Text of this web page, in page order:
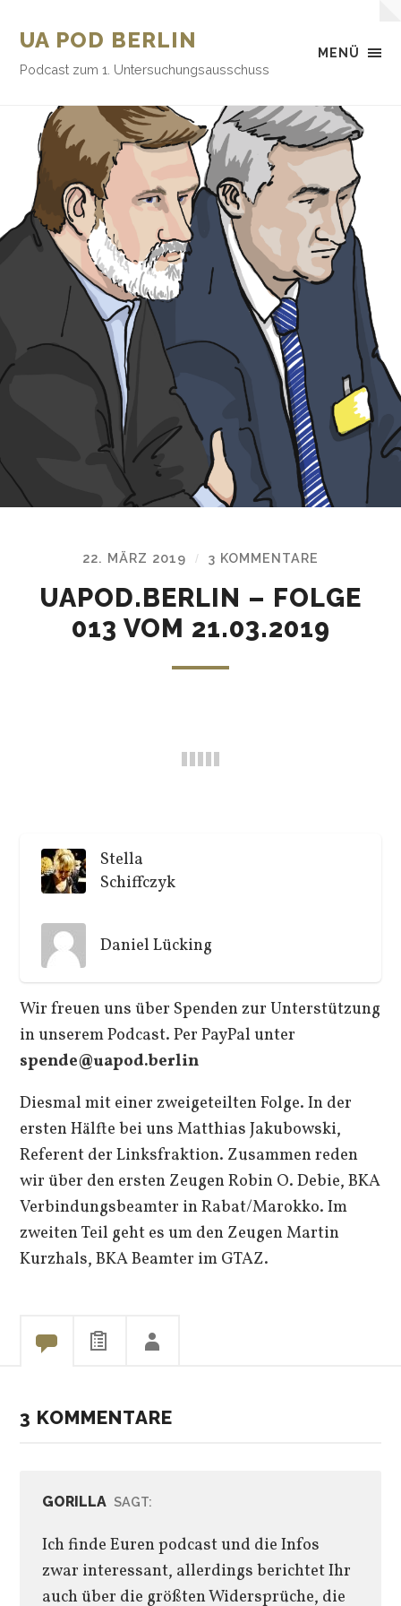
MENÜ
UA POD BERLIN
Podcast zum 1. Untersuchungsausschuss
22. MÄRZ 2019 / 3 KOMMENTARE
UAPOD.BERLIN – FOLGE
013 VOM 21.03.2019
Stella
Schiffczyk
Daniel Lücking
Wir freuen uns über Spenden zur Unterstützung
in unserem Podcast. Per PayPal unter
spende@uapod.berlin
Diesmal mit einer zweigeteilten Folge. In der
ersten Hälfte bei uns Matthias Jakubowski,
Referent der Linksfraktion. Zusammen reden
wir über den ersten Zeugen Robin O. Debie, BKA
Verbindungsbeamter in Rabat/Marokko. Im
zweiten Teil geht es um den Zeugen Martin
Kurzhals, BKA Beamter im GTAZ.
3 KOMMENTARE
GORILLA SAGT:
Ich finde Euren podcast und die Infos
zwar interessant, allerdings berichtet Ihr
auch über die größten Widersprüche, die